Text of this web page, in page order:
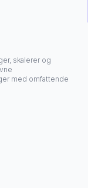
skalerer og
med omfattende